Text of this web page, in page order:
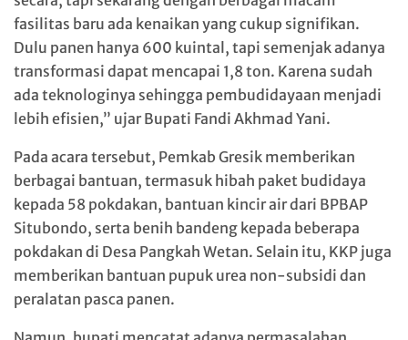
fasilitas baru ada kenaikan yang cukup signifikan.
Dulu panen hanya 600 kuintal, tapi semenjak adanya
transformasi dapat mencapai 1,8 ton. Karena sudah
ada teknologinya sehingga pembudidayaan menjadi
lebih efisien,” ujar Bupati Fandi Akhmad Yani.
Pada acara tersebut, Pemkab Gresik memberikan
berbagai bantuan, termasuk hibah paket budidaya
kepada 58 pokdakan, bantuan kincir air dari BPBAP
Situbondo, serta benih bandeng kepada beberapa
pokdakan di Desa Pangkah Wetan. Selain itu, KKP juga
memberikan bantuan pupuk urea non-subsidi dan
peralatan pasca panen.